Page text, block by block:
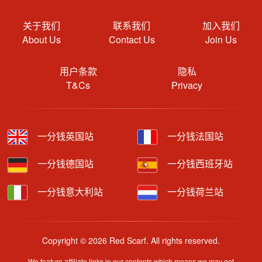
关于我们
About Us
联系我们
Contact Us
加入我们
Join Us
用户条款
T&Cs
隐私
Privacy
一分钱英国站 一分钱法国站
一分钱德国站 一分钱西班牙站
一分钱意大利站 一分钱荷兰站
Copyright © 2026 Red Scarf. All rights reserved.